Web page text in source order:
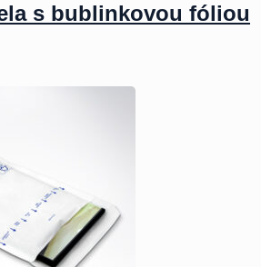
s bublinkovou fóliou